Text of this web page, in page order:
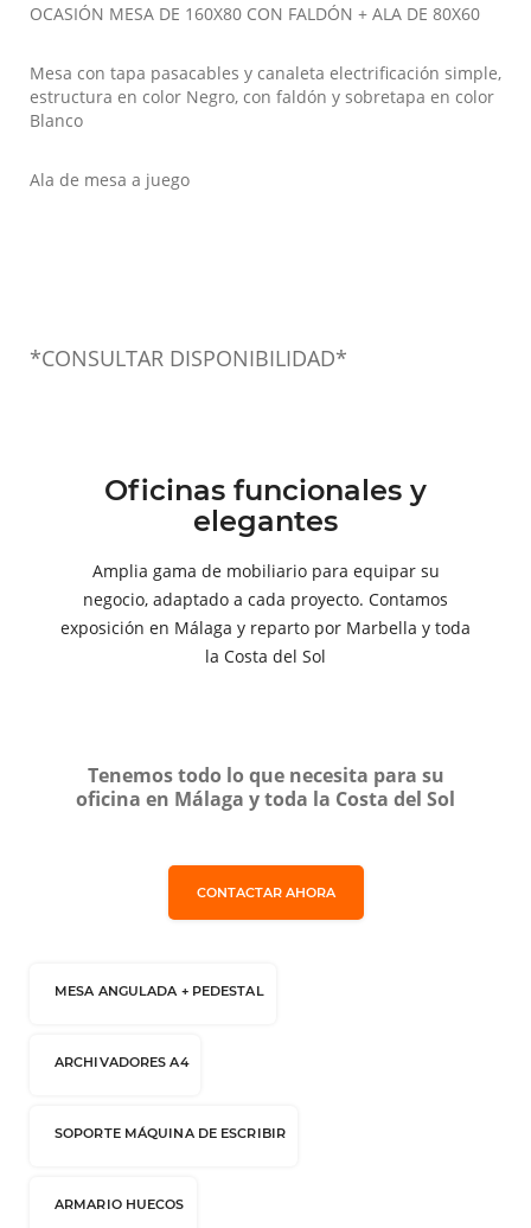
OCASIÓN MESA DE 160X80 CON FALDÓN + ALA DE 80X60
Mesa con tapa pasacables y canaleta electrificación simple,
estructura en color Negro, con faldón y sobretapa en color
Blanco
Ala de mesa a juego
*CONSULTAR DISPONIBILIDAD*
Oficinas funcionales y
elegantes
Amplia gama de mobiliario para equipar su
negocio, adaptado a cada proyecto. Contamos
exposición en Málaga y reparto por Marbella y toda
la Costa del Sol
Tenemos todo lo que necesita para su
oficina en Málaga y toda la Costa del Sol
CONTACTAR AHORA
MESA ANGULADA + PEDESTAL
ARCHIVADORES A4
SOPORTE MÁQUINA DE ESCRIBIR
ARMARIO HUECOS